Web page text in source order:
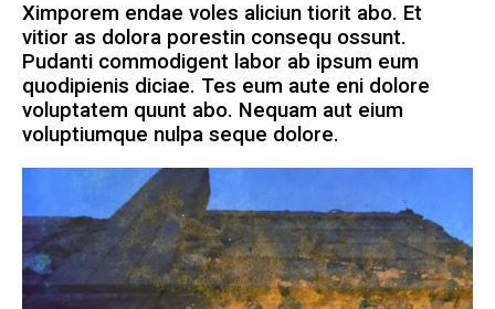
Ximporem endae voles aliciun tiorit abo. Et
vitior as dolora porestin consequ ossunt.
Pudanti commodigent labor ab ipsum eum
quodipienis diciae. Tes eum aute eni dolore
voluptatem quunt abo. Nequam aut eium
voluptiumque nulpa seque dolore.